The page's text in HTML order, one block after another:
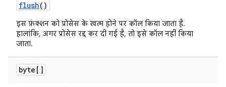
flush()
इस फ़ंक्शन को प्रोसेस के खत्म होने पर कॉल किया जाता है.
हालांकि, अगर प्रोसेस रद्द कर दी गई है, तो इसे कॉल नहीं किया
जाता.
byte[]